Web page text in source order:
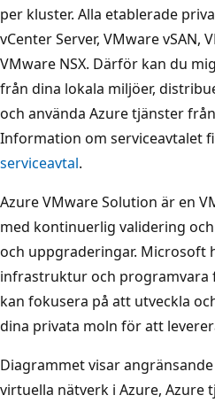
per kluster. Alla etablerade
vCenter Server, VMware vSAN,
VMware NSX. Därför kan du
från dina lokala miljöer,
och använda Azure tjänster
Information om serviceavtalet
serviceavtal.
Azure VMware Solution är en
med kontinuerlig validering
och uppgraderingar. Microsoft
infrastruktur och programvara
kan fokusera på att utveckla
dina privata moln för att
Diagrammet visar
virtuella nätverk i Azure, Azure